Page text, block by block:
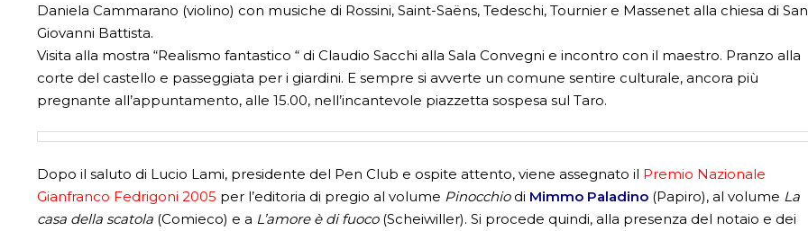
Daniela Cammarano (violino) con musiche di Rossini, Saint-Saëns, Tedeschi, Tournier e Massenet alla chiesa di San
Giovanni Battista.
Visita alla mostra “Realismo fantastico “ di Claudio Sacchi alla Sala Convegni e incontro con il maestro. Pranzo alla
corte del castello e passeggiata per i giardini. E sempre si avverte un comune sentire culturale, ancora più
pregnante all’appuntamento, alle 15.00, nell’incantevole piazzetta sospesa sul Taro.
Dopo il saluto di Lucio Lami, presidente del Pen Club e ospite attento, viene assegnato il Premio Nazionale
Gianfranco Fedrigoni 2005 per l’editoria di pregio al volume Pinocchiodi Mimmo Paladino (Papiro), al volume La
casa della scatola (Comieco) e a L’amore è di fuoco(Scheiwiller). Si procede quindi, alla presenza del notaio e dei